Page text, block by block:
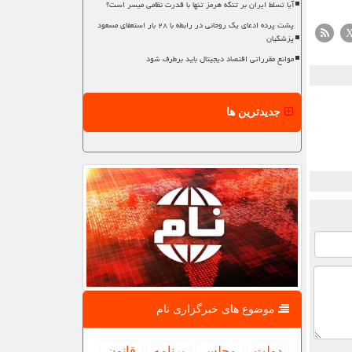
آیا تسلط ایران بر تنگه هرمز تنها با قدرت نظامی میسر است؟
پشت پرده ادعای یک روحانی در رابطه با ۲۸ بار استعفای مسعود
پزشکیان
موانع مقرراتی اقتصاد دیجیتال باید برطرف شود
جدیدترین ها
موضوع های خبرگزاری نام